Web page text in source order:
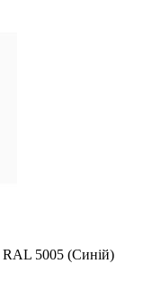
RAL 5005 (Синій)